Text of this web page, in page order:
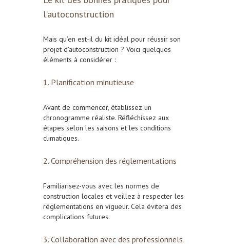
l’autoconstruction
Mais qu’en est-il du kit idéal pour réussir son
projet d’autoconstruction ? Voici quelques
éléments à considérer :
1. Planification minutieuse
Avant de commencer, établissez un
chronogramme réaliste. Réfléchissez aux
étapes selon les saisons et les conditions
climatiques.
2. Compréhension des réglementations
Familiarisez-vous avec les normes de
construction locales et veillez à respecter les
réglementations en vigueur. Cela évitera des
complications futures.
3. Collaboration avec des professionnels